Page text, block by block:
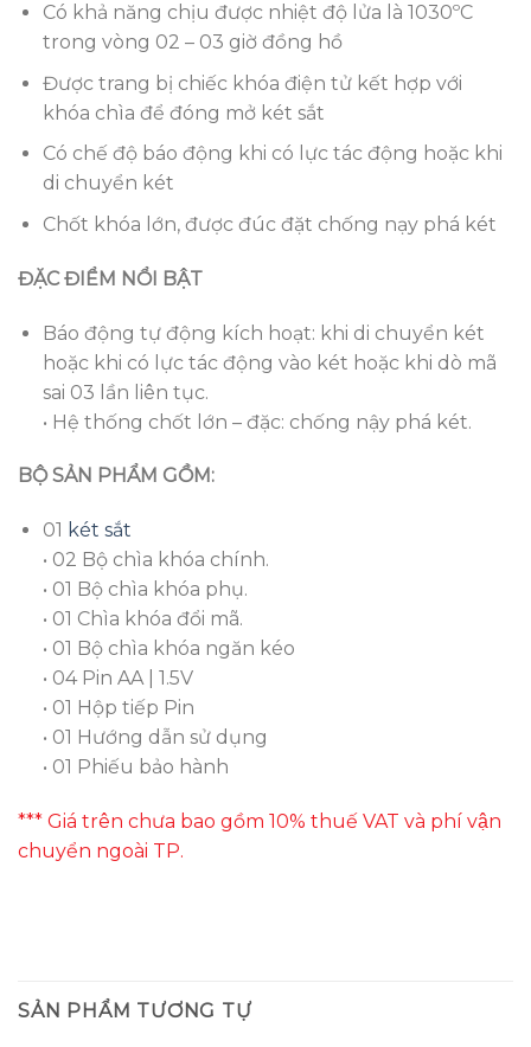
Có khả năng chịu được nhiệt độ lửa là 1030ºC
trong vòng 02 – 03 giờ đồng hồ
Được trang bị chiếc khóa điện tử kết hợp với
khóa chìa để đóng mở két sắt
Có chế độ báo động khi có lực tác động hoặc khi
di chuyển két
Chốt khóa lớn, được đúc đặt chống nạy phá két
ĐẶC ĐIỂM NỔI BẬT
Báo động tự động kích hoạt: khi di chuyển két
hoặc khi có lực tác động vào két hoặc khi dò mã
sai 03 lần liên tục.
• Hệ thống chốt lớn – đặc: chống nậy phá két.
BỘ SẢN PHẨM GỒM:
01 két sắt
• 02 Bộ chìa khóa chính.
• 01 Bộ chìa khóa phụ.
• 01 Chìa khóa đổi mã.
• 01 Bộ chìa khóa ngăn kéo
• 04 Pin AA | 1.5V
• 01 Hộp tiếp Pin
• 01 Hướng dẫn sử dụng
• 01 Phiếu bảo hành
*** Giá trên chưa bao gồm 10% thuế VAT và phí vận
chuyển ngoài TP.
SẢN PHẨM TƯƠNG TỰ